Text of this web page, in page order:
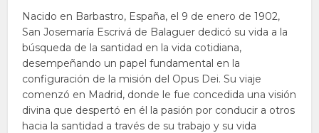
Nacido en Barbastro, España, el 9 de enero de 1902,
San Josemaría Escrivá de Balaguer dedicó su vida a la
búsqueda de la santidad en la vida cotidiana,
desempeñando un papel fundamental en la
configuración de la misión del Opus Dei. Su viaje
comenzó en Madrid, donde le fue concedida una visión
divina que despertó en él la pasión por conducir a otros
hacia la santidad a través de su trabajo y su vida